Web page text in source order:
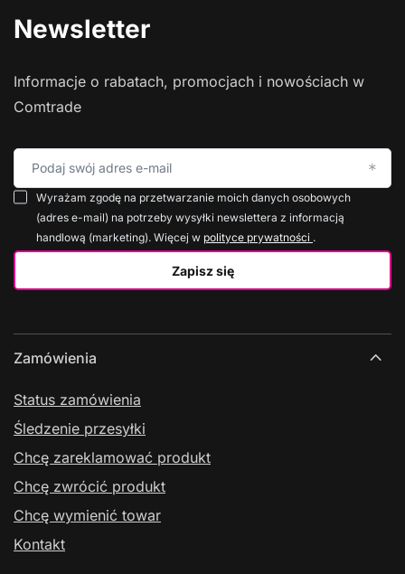
Newsletter
Informacje o rabatach, promocjach i nowościach w
Comtrade
Podaj swój adres e-mail
Zapisz się
Wyrażam zgodę na przetwarzanie moich danych osobowych
(adres e-mail) na potrzeby wysyłki newslettera z informacją
handlową (marketing). Więcej w polityce prywatności .
Zamówienia
Status zamówienia
Śledzenie przesyłki
Chcę zareklamować produkt
Chcę zwrócić produkt
Chcę wymienić towar
Kontakt